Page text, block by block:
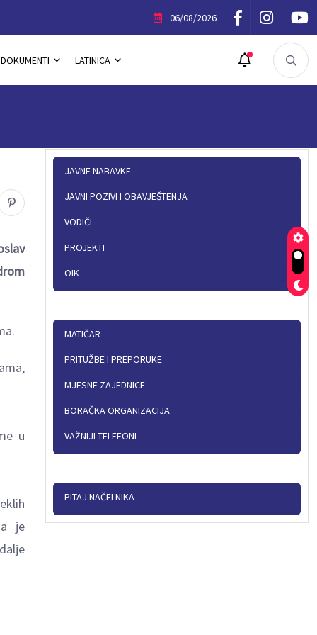
ponuđača u otvorenom postupku javne nabavke
06/08/2026
DOKUMENTI LATINICA
u
je
JAVNE NABAVKE
JAVNI POZIVI I OBAVJEŠTENJA
VODIČI
PROJEKTI
OIK
MATIČAR
PRITUŽBE I PREPORUKE
MJESNE ZAJEDNICE
BORAČKA ORGANIZACIJA
VAŽNIJI TELEFONI
PITAJ NAČELNIKA